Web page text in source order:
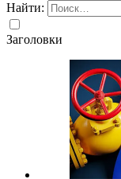
Найти:
Заголовки